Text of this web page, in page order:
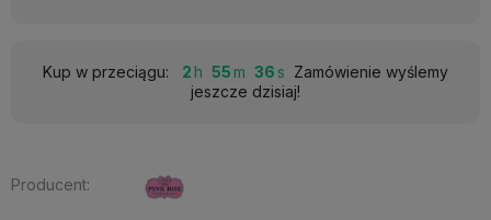
Kup w przeciągu: 2 55 36
Zamówienie wyślemy
jeszcze dzisiaj!
Producent: